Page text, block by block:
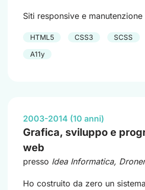
Siti responsive e manutenzione
HTML5 CSS3 SCSS
A11y
2003-2014 (10 anni)
Grafica, sviluppo e
web
presso Idea Informatica,
Ho costruito da zero un